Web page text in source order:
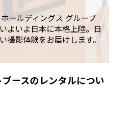
ールディングス グループ
よいよ日本に本格上陸。日
撮影体験をお届けします。
ースのレンタルについ